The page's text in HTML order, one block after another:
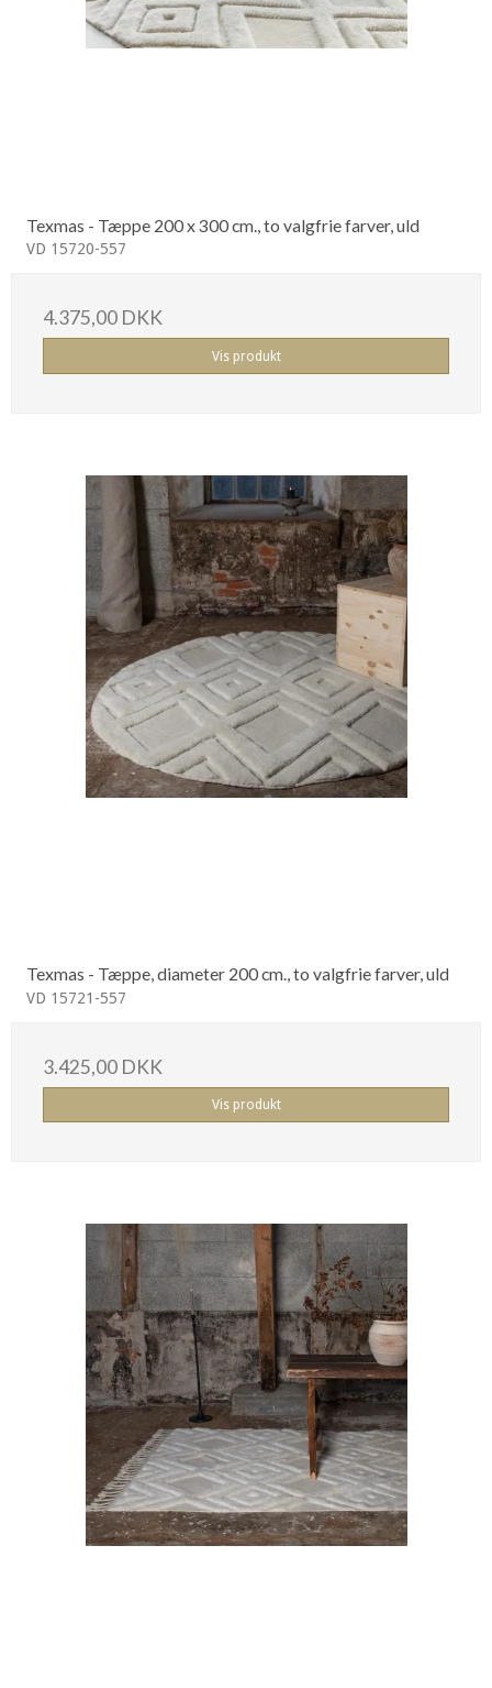
Texmas - Tæppe 200 x 300 cm., to valgfrie farver, uld
VD 15720-557
4.375,00 DKK
Vis produkt
Texmas - Tæppe, diameter 200 cm., to valgfrie farver, uld
VD 15721-557
3.425,00 DKK
Vis produkt